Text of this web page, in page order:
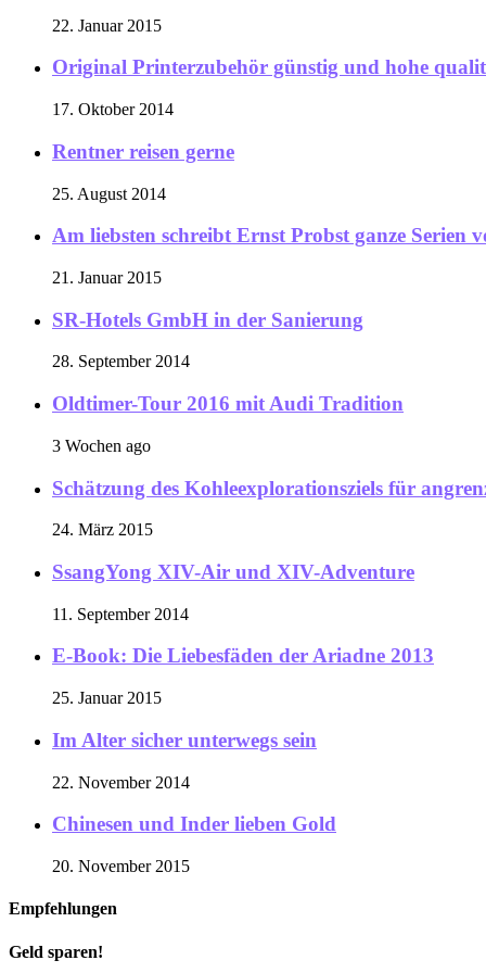
22. Januar 2015
Original Printerzubehör günstig und hohe
17. Oktober 2014
Rentner reisen gerne
25. August 2014
Am liebsten schreibt Ernst Probst ganze Serien
21. Januar 2015
SR-Hotels GmbH in der Sanierung
28. September 2014
Oldtimer-Tour 2016 mit Audi Tradition
3 Wochen ago
Schätzung des Kohleexplorationsziels für
24. März 2015
SsangYong XIV-Air und XIV-Adventure
11. September 2014
E-Book: Die Liebesfäden der Ariadne 2013
25. Januar 2015
Im Alter sicher unterwegs sein
22. November 2014
Chinesen und Inder lieben Gold
20. November 2015
Empfehlungen
Geld sparen!